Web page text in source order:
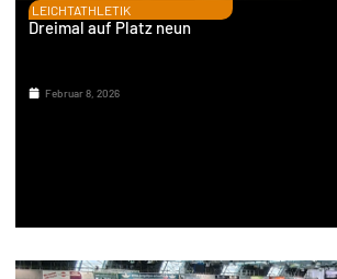
LEICHTATHLETIK
Dreimal auf Platz neun
Februar 8, 2026